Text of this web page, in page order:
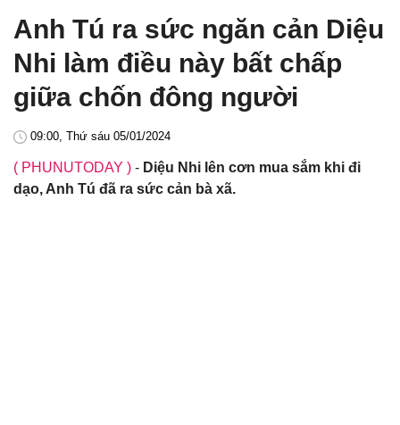
Anh Tú ra sức ngăn cản Diệu
Nhi làm điều này bất chấp
giữa chốn đông người
09:00, Thứ sáu 05/01/2024
( PHUNUTODAY ) - Diệu Nhi lên cơn mua sắm khi đi
dạo, Anh Tú đã ra sức cản bà xã.